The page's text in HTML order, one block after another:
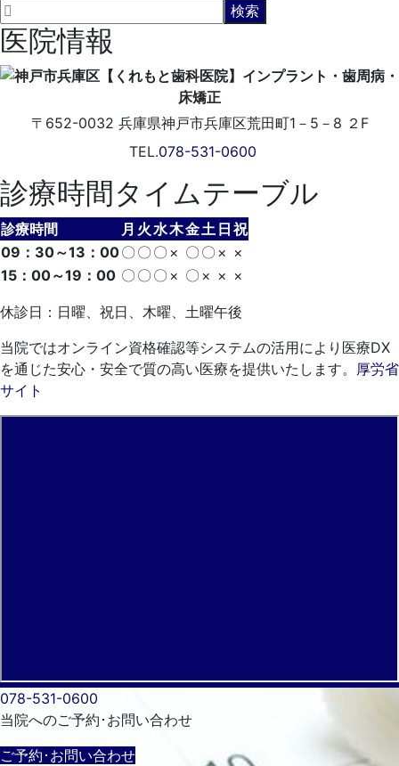
医院情報
〒652-0032 兵庫県神戸市兵庫区荒田町1－5－8 ２F
TEL.078-531-0600
診療時間タイムテーブル
診療時間 月 火 水木金土 日 祝
09：30～13：00〇 〇 〇 × 〇 〇 × ×
15：00～19：00 〇 〇 〇 × 〇 × × ×
休診日：日曜、祝日、木曜、土曜午後
当院ではオンライン資格確認等システムの活用により医療DX
を通じた安心・安全で質の高い医療を提供いたします。 厚労省
サイト
078-531-0600
当院へのご予約･ お問い合わせ
ご予約･お問い合わせ